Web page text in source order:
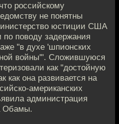
российскому
не понятны
юстиции США
поводу задержания
"в духе 'шпионских
войны'". Сложившуюся
как "достойную
как она развивается на
американских
администрация
Обамы.